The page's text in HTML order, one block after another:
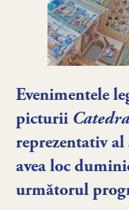
Evenimentele
picturii
reprezentativ
avea loc
următorul